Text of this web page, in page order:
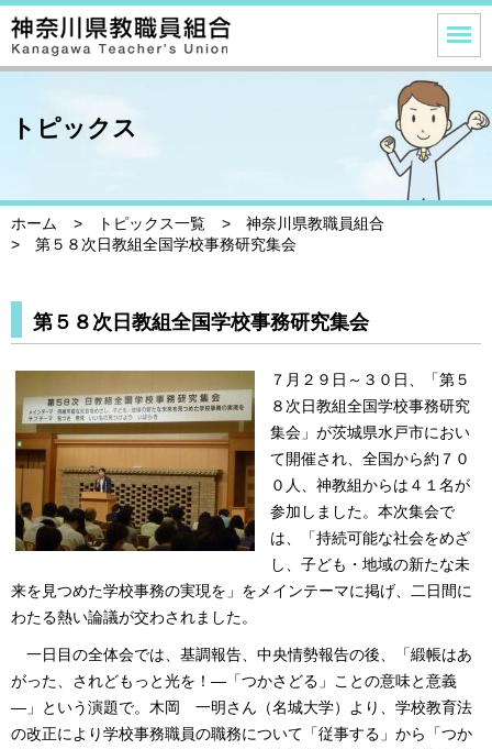
トピックス
ホーム トピックス一覧
神奈川県教職員組合
第５８次日教組全国学校事務研究集会
第５８次日教組全国学校事務研究集会
７月２９日～３０日、「第５
８次日教組全国学校事務研究
集会」が茨城県水戸市におい
て開催され、全国から約７０
０人、神教組からは４１名が
参加しました。本次集会で
は、「持続可能な社会をめざ
し、子ども・地域の新たな未
来を見つめた学校事務の実現を」をメインテーマに掲げ、二日間に
わたる熱い論議が交わされました。
一日目の全体会では、基調報告、中央情勢報告の後、「緞帳はあ
がった、されどもっと光を！―「つかさどる」ことの意味と意義
―」という演題で。木岡 一明さん（名城大学）より、学校教育法
の改正により学校事務職員の職務について「従事する」から「つか